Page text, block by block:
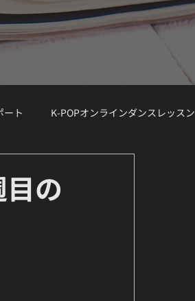
ート K-POPオンラインダンスレッスン
の